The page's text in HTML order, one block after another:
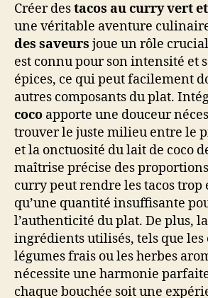
Créer destacos au curry vert
une véritable aventure
des saveurs joue un rôle
est connu pour son intensité et
épices, ce qui peut facilement
autres composants du plat.
coco apporte une douceur
trouver le juste milieu entre le
et la onctuosité du lait de coco
maîtrise précise des
curry peut rendre les tacos trop
qu’une quantité insuffisante
l’authenticité du plat. De plus,
ingrédients utilisés, tels que les
légumes frais ou les herbes
nécessite une harmonie
chaque bouchée soit une